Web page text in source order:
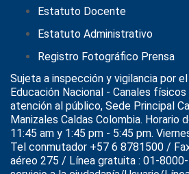
Estatuto Docente
Estatuto Administrativo
Registro Fotográfico Prensa
Sujeta a inspección y vigilancia por el
Educación Nacional - Canales
atención al público, Sede Principal
Manizales Caldas Colombia. Horario
11:45 am y 1:45 pm - 5:45 pm.
Tel conmutador +57 6 8781500 /
aéreo 275 / Línea gratuita : 01-